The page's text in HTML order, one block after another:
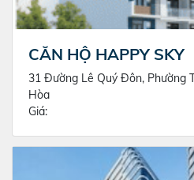
CĂN HỘ HAPPY SKY
31 Đường Lê Quý Đôn, Phường
Hòa
Giá: